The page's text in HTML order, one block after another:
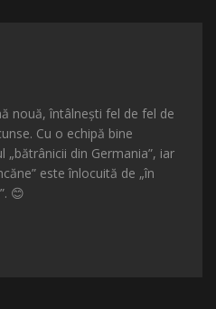
nouă, întâlnești fel de fel de
Cu o echipă bine
din Germania”, iar
este înlocuită de „în
😊